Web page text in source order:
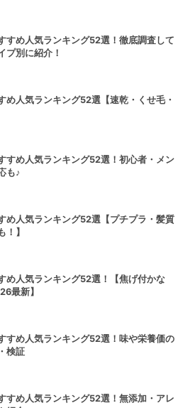
すめ人気ランキング52選！徹底調査して
プ別に紹介！
め人気ランキング52選【速乾・くせ毛・
すめ人気ランキング52選！初心者・メン
も♪
め人気ランキング52選【プチプラ・髪質
！】
め人気ランキング52選！【焦げ付かな
最新】
すめ人気ランキング52選！味や栄養価の
検証
すめ人気ランキング52選！無添加・アレ